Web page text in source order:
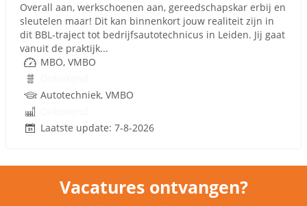
Overall aan, werkschoenen aan, gereedschapskar erbij en
sleutelen maar! Dit kan binnenkort jouw realiteit zijn in
dit BBL-traject tot bedrijfsautotechnicus in Leiden. Jij gaat
vanuit de praktijk...
MBO, VMBO
Autotechniek, VMBO
Laatste update: 7-8-2026
Vacatures ontvangen?